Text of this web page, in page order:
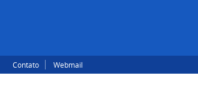
Contato Webmail